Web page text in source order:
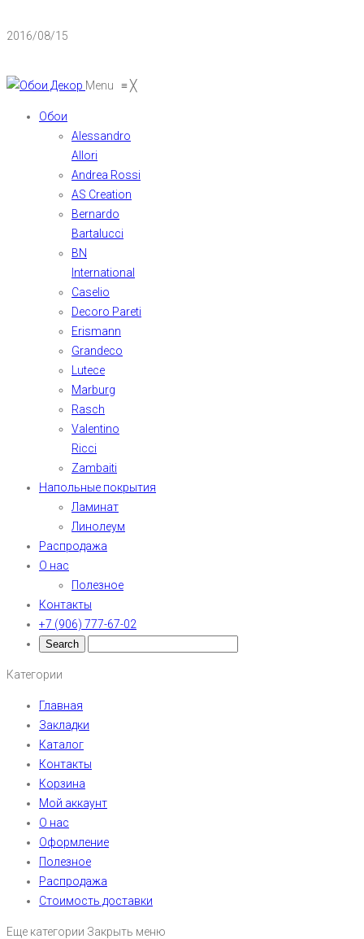
2016/08/15
Menu ≡╳
Обои
Alessandro
Allori
Andrea Rossi
AS Creation
Bernardo
Bartalucci
BN
International
Caselio
Decoro Pareti
Erismann
Grandeco
Lutece
Marburg
Rasch
Valentino
Ricci
Zambaiti
Напольные покрытия
Ламинат
Линолеум
Распродажа
О нас
Полезное
Контакты
+7 (906) 777-67-02
Категории
Главная
Закладки
Каталог
Контакты
Корзина
Мой аккаунт
О нас
Оформление
Полезное
Распродажа
Стоимость доставки
Еще категории Закрыть меню